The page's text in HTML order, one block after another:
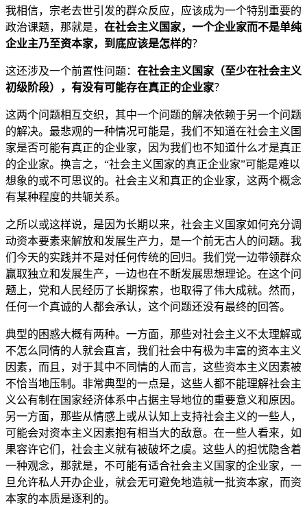
我相信，宗老去世引发的群众反应，应该成为一个特别重要的
政治课题，那就是， 在社会主义国家，一个企业家而不是单纯
企业主乃至资本家，到底应该是怎样的？
这还涉及一个前置性问题： 在社会主义国家（至少在社会主义
初级阶段），有没有可能存在真正的企业家？
这两个问题相互交织，其中一个问题的解决依赖于另一个问题
的解决。最悲观的一种情况可能是，我们不知道在社会主义国
家是否可能有真正的企业家，因为我们也不知道什么才是真正
的企业家。换言之，“社会主义国家的真正企业家”可能是难以
想象的或不可思议的。社会主义和真正的企业家，这两个概念
有某种程度的共轭关系。
之所以或这样说，是因为长期以来，社会主义国家如何充分调
动资本要素来解放和发展生产力，是一个前无古人的问题。我
们今天的实践并不是对任何传统的回归。我们党一边带领群众
赢取独立和发展生产，一边也在不断发展思想理论。在这个问
题上，党和人民经历了长期探索，也取得了伟大成就。然而，
任何一个真诚的人都会承认，这个问题还没有最终的回答。
典型的困惑大概有两种。一方面，那些对社会主义不太理解或
不怎么同情的人就会直言，我们社会中有极为丰富的资本主义
因素，而且，对于其中不同情的人而言，这些资本主义因素被
不恰当地压制。非常典型的一点是，这些人都不能理解社会主
义公有制在国家经济体系中占据主导地位的重要意义和原因。
另一方面，那些从情感上或从认知上支持社会主义的一些人，
可能会对资本主义因素抱有相当大的敌意。在一些人看来，如
果容许它们，社会主义就有被破坏之虞。这些人的担忧隐含着
一种观念，那就是，不可能有适合社会主义国家的企业家，一
旦允许私人开办企业，就会无可避免地造就一批资本家，而资
本家的本质是逐利的。